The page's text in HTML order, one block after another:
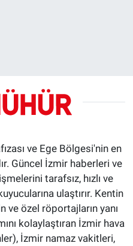
ve Ege Bölgesi'nin en
Güncel İzmir haberleri ve
tarafsız, hızlı ve
ulaştırır. Kentin
ve özel röportajların yanı
kolaylaştıran İzmir hava
İzmir namaz vakitleri,